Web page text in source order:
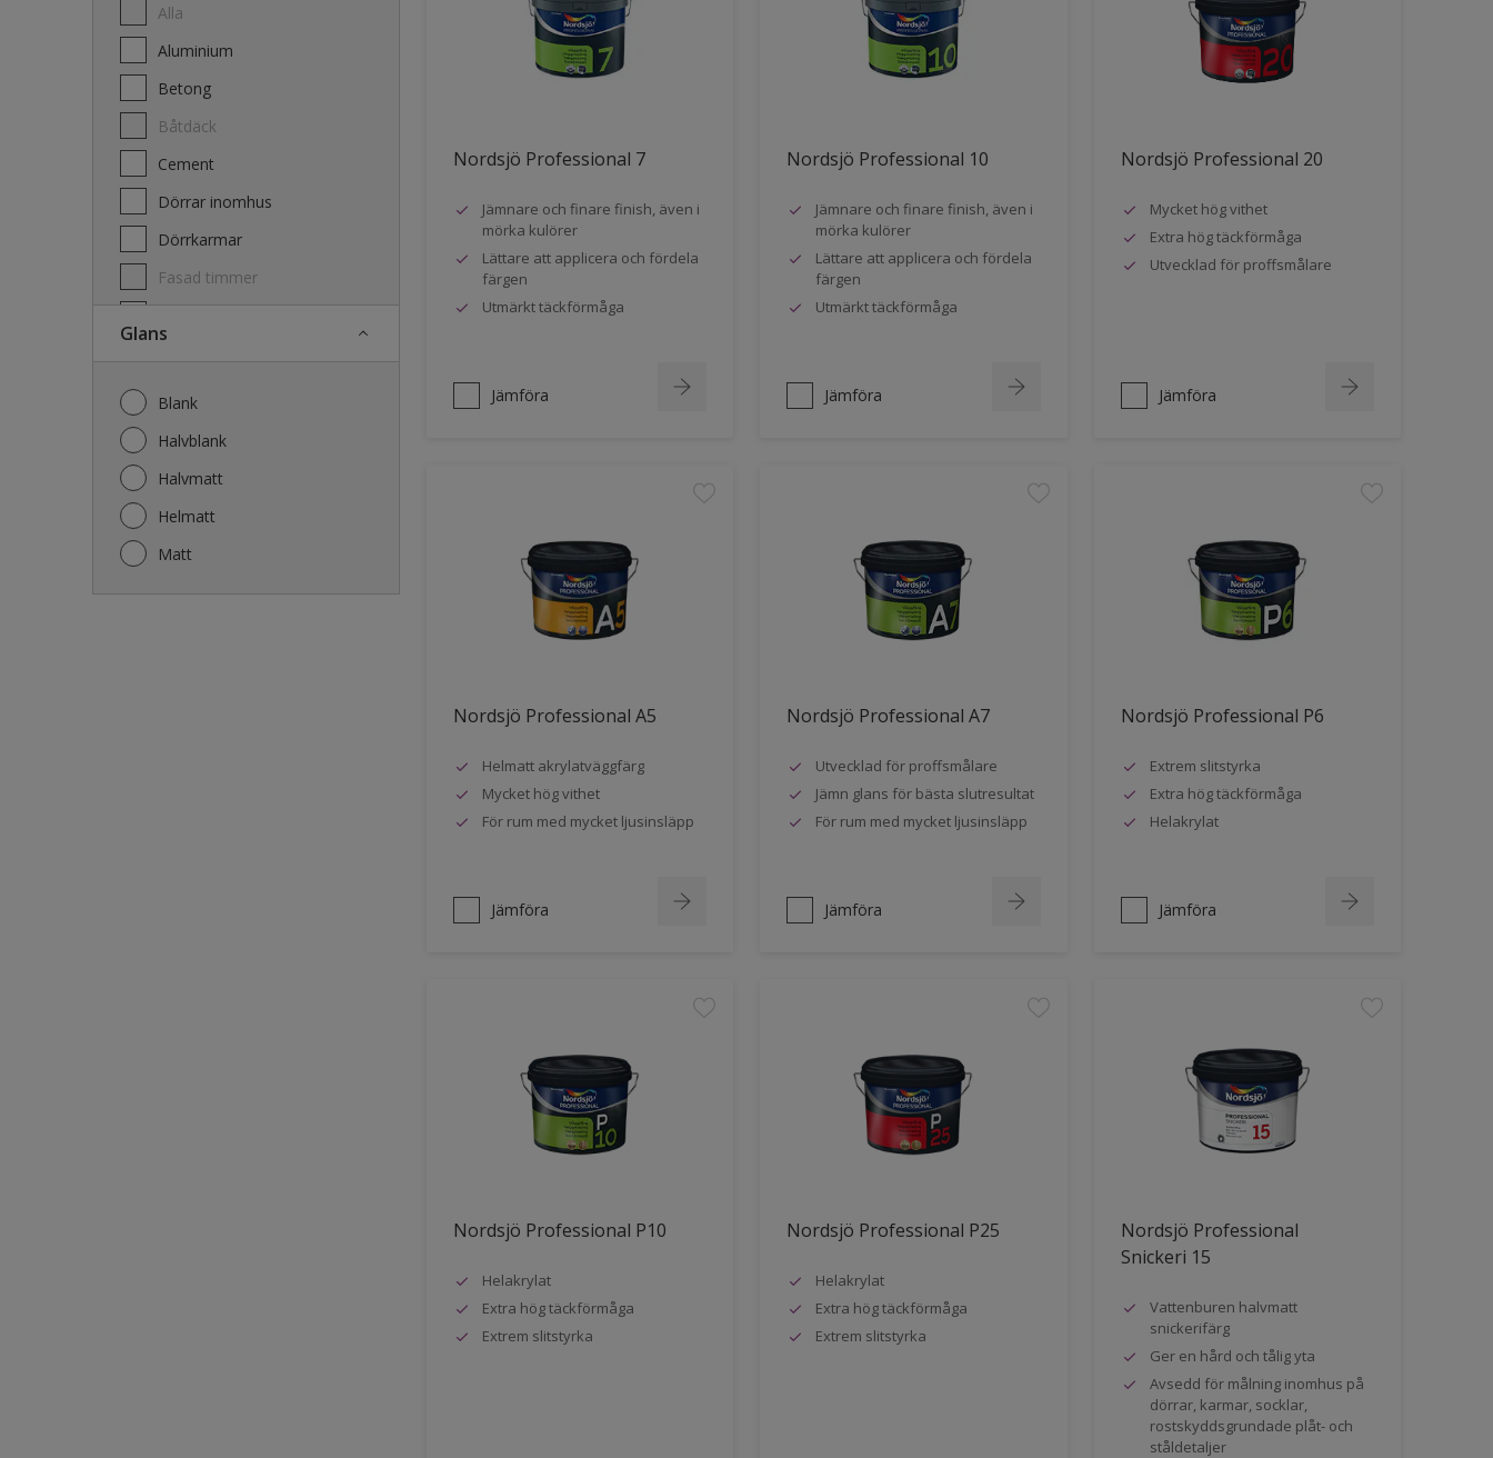
Alla
Aluminium
Betong
Båtdäck
Cement
Dörrar inomhus
Dörrkarmar
Fasad timmer
Glans
Blank
Halvblank
Halvmatt
Helmatt
Matt
Nordsjö Professional 7
Jämnare och finare finish, även i
mörka kulörer
Lättare att applicera och fördela
färgen
Utmärkt täckförmåga
Jämföra
Nordsjö Professional 10
Jämnare och finare finish, även i
mörka kulörer
Lättare att applicera och fördela
färgen
Utmärkt täckförmåga
Jämföra
Nordsjö Professional 20
Mycket hög vithet
Extra hög täckförmåga
Utvecklad för proffsmålare
Jämföra
Nordsjö Professional A5
Helmatt akrylatväggfärg
Mycket hög vithet
För rum med mycket ljusinsläpp
Jämföra
Nordsjö Professional A7
Utvecklad för proffsmålare
Jämn glans för bästa slutresultat
För rum med mycket ljusinsläpp
Jämföra
Nordsjö Professional P6
Extrem slitstyrka
Extra hög täckförmåga
Helakrylat
Jämföra
Nordsjö Professional P10
Helakrylat
Extra hög täckförmåga
Extrem slitstyrka
Nordsjö Professional P25
Helakrylat
Extra hög täckförmåga
Extrem slitstyrka
Nordsjö Professional
Snickeri 15
Vattenburen halvmatt
snickerifärg
Ger en hård och tålig yta
Avsedd för målning inomhus på
dörrar, karmar, socklar,
rostskyddsgrundade plåt- och
ståldetaljer